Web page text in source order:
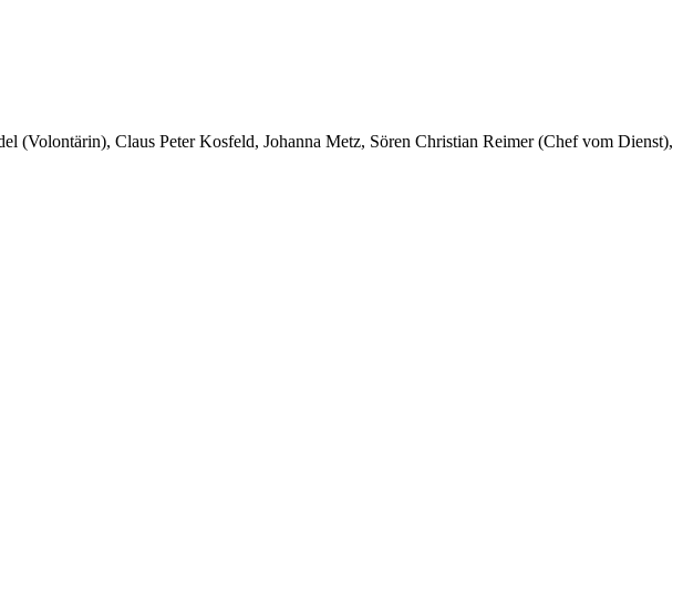
(Volontärin), Claus Peter Kosfeld, Johanna Metz, Sören Christian Reimer (Chef vom Dienst),